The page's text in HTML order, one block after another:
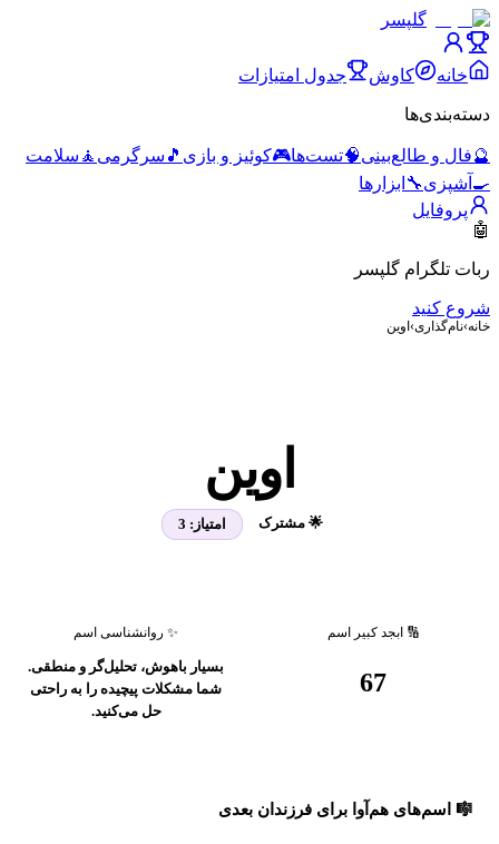
گلپسر
خانه کاوش جدول امتیازات
دسته‌بندی‌ها
🔮فال و طالع‌بینی🧠تست‌ها🎮کوئیز و بازی 🎵 سرگرمی 🧘 سلامت
🍳 آشپزی🔧 ابزارها
پروفایل
🤖
ربات تلگرام گلپسر
شروع کنید
خانه›نام‌گذاری› اوین
اوین
🌟 مشترک امتیاز: 3
🔢 ابجد کبیر اسم
67
✨ روانشناسی اسم
بسیار باهوش، تحلیل‌گر و منطقی.
شما مشکلات پیچیده را به راحتی
حل می‌کنید.
🎼 اسم‌های هم‌آوا برای فرزندان بعدی